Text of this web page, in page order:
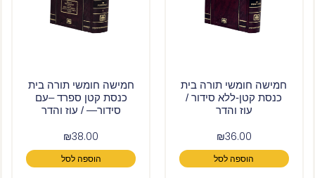
חמישה חומשי תורה בית
כנסת קטן-ללא סידור /
עוז והדר
₪36.00
הוספה לסל
חמישה חומשי תורה בית
כנסת קטן ספרד –עם
סידור— / עוז והדר
₪38.00
הוספה לסל